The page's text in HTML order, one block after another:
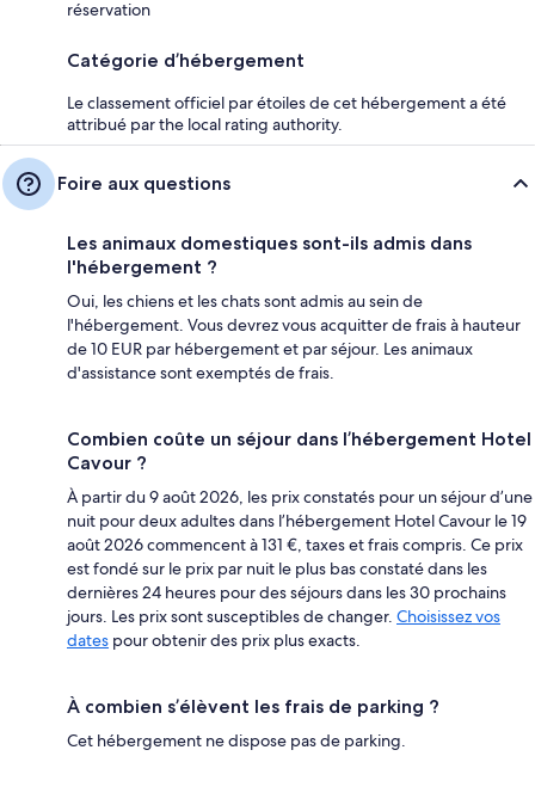
réservation
Catégorie d’hébergement
Le classement officiel par étoiles de cet hébergement a été
attribué par the local rating authority.
Foire aux questions
Les animaux domestiques sont-ils admis dans
l'hébergement ?
Oui, les chiens et les chats sont admis au sein de
l'hébergement. Vous devrez vous acquitter de frais à hauteur
de 10 EUR par hébergement et par séjour. Les animaux
d'assistance sont exemptés de frais.
Combien coûte un séjour dans l’hébergement Hotel
Cavour ?
À partir du 9 août 2026, les prix constatés pour un séjour d’une
nuit pour deux adultes dans l’hébergement Hotel Cavour le 19
août 2026 commencent à 131 €, taxes et frais compris. Ce prix
est fondé sur le prix par nuit le plus bas constaté dans les
dernières 24 heures pour des séjours dans les 30 prochains
jours. Les prix sont susceptibles de changer. Choisissez vos
dates pour obtenir des prix plus exacts.
À combien s’élèvent les frais de parking ?
Cet hébergement ne dispose pas de parking.